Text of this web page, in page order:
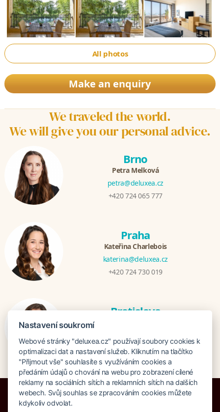
All photos
Make an enquiry
We traveled the world.
We will give you our personal advice.
Brno
Petra Melková
petra@deluxea.cz
+420 724 065 777
Praha
Kateřina Charlebois
katerina@deluxea.cz
+420 724 730 019
Bratislava
+421 948 759 074
Nastavení soukromí
Webové stránky "deluxea.cz" používají soubory cookies k
optimalizaci dat a nastavení služeb. Kliknutím na tlačítko
"Přijmout vše" souhlasíte s využíváním cookies a
předáním údajů o chování na webu pro zobrazení cílené
reklamy na sociálních sítích a reklamních sítích na dalších
webech. Svůj souhlas se zpracováním cookies můžete
kdykoliv odvolat.